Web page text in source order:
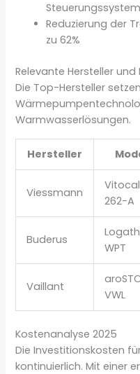
Reduzierung der
zu 62%
Relevante Hersteller und
Die Top-Hersteller
Warmwasserlösungen.
Hersteller
Viessmann
Vitocal
262-A
Buderus
WPT
Vaillant
VWL
Kostenanalyse 2025
Die Investitionskosten
kontinuierlich. Mit einer